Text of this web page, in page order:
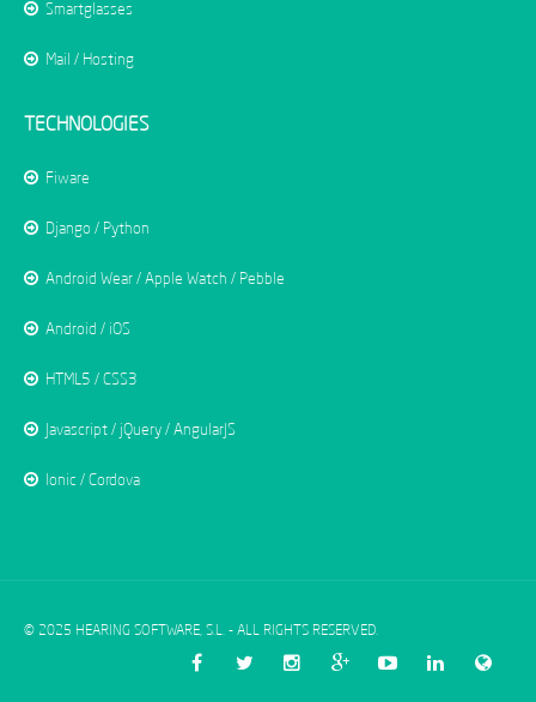
Smartglasses
Mail / Hosting
TECHNOLOGIES
Fiware
Django / Python
Android Wear / Apple Watch / Pebble
Android / iOS
HTML5 / CSS3
Javascript / jQuery / AngularJS
Ionic / Cordova
© 2025 HEARING SOFTWARE, S.L. - ALL RIGHTS RESERVED.